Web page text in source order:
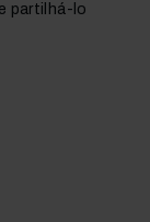
partilhá-lo